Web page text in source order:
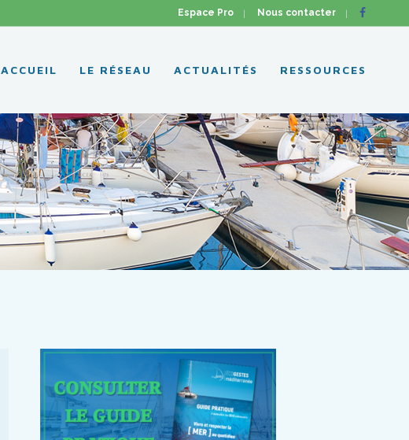
Espace Pro Nous contacter
ACCUEIL LE RÉSEAU ACTUALITÉS RESSOURCES